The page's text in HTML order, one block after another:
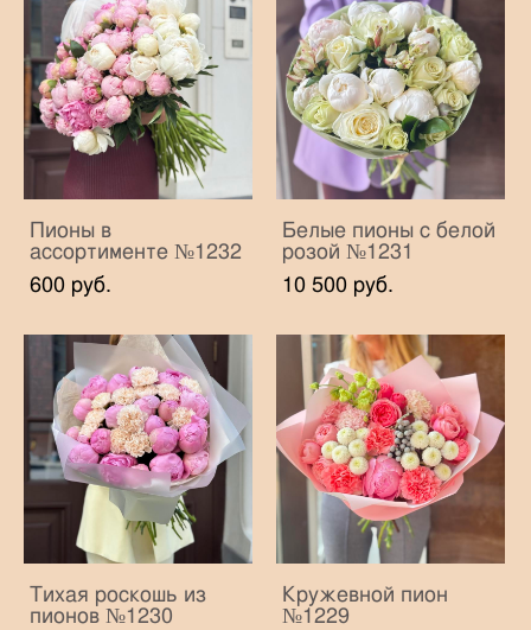
Пионы в
ассортименте №1232
600 pуб.
Белые пионы с белой
розой №1231
10 500 pуб.
Тихая роскошь из
пионов №1230
Кружевной пион
№1229